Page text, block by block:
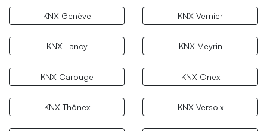
KNX Genève KNX Vernier
KNX Lancy KNX Meyrin
KNX Carouge KNX Onex
KNX Thônex KNX Versoix